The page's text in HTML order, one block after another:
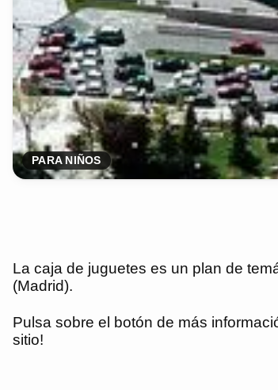
PARA NIÑOS
La caja de juguetes es un plan de
(Madrid).
Pulsa sobre el botón de más
sitio!